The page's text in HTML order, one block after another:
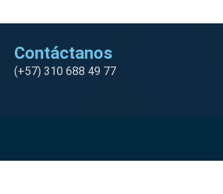
Contáctanos
(+57) 310 688 49 77